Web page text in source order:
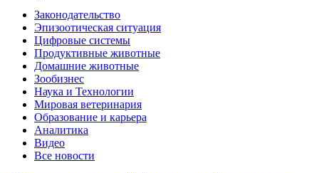
Законодательство
Эпизоотическая ситуация
Цифровые системы
Продуктивные животные
Домашние животные
Зообизнес
Наука и Технологии
Мировая ветеринария
Образование и карьера
Аналитика
Видео
Все новости